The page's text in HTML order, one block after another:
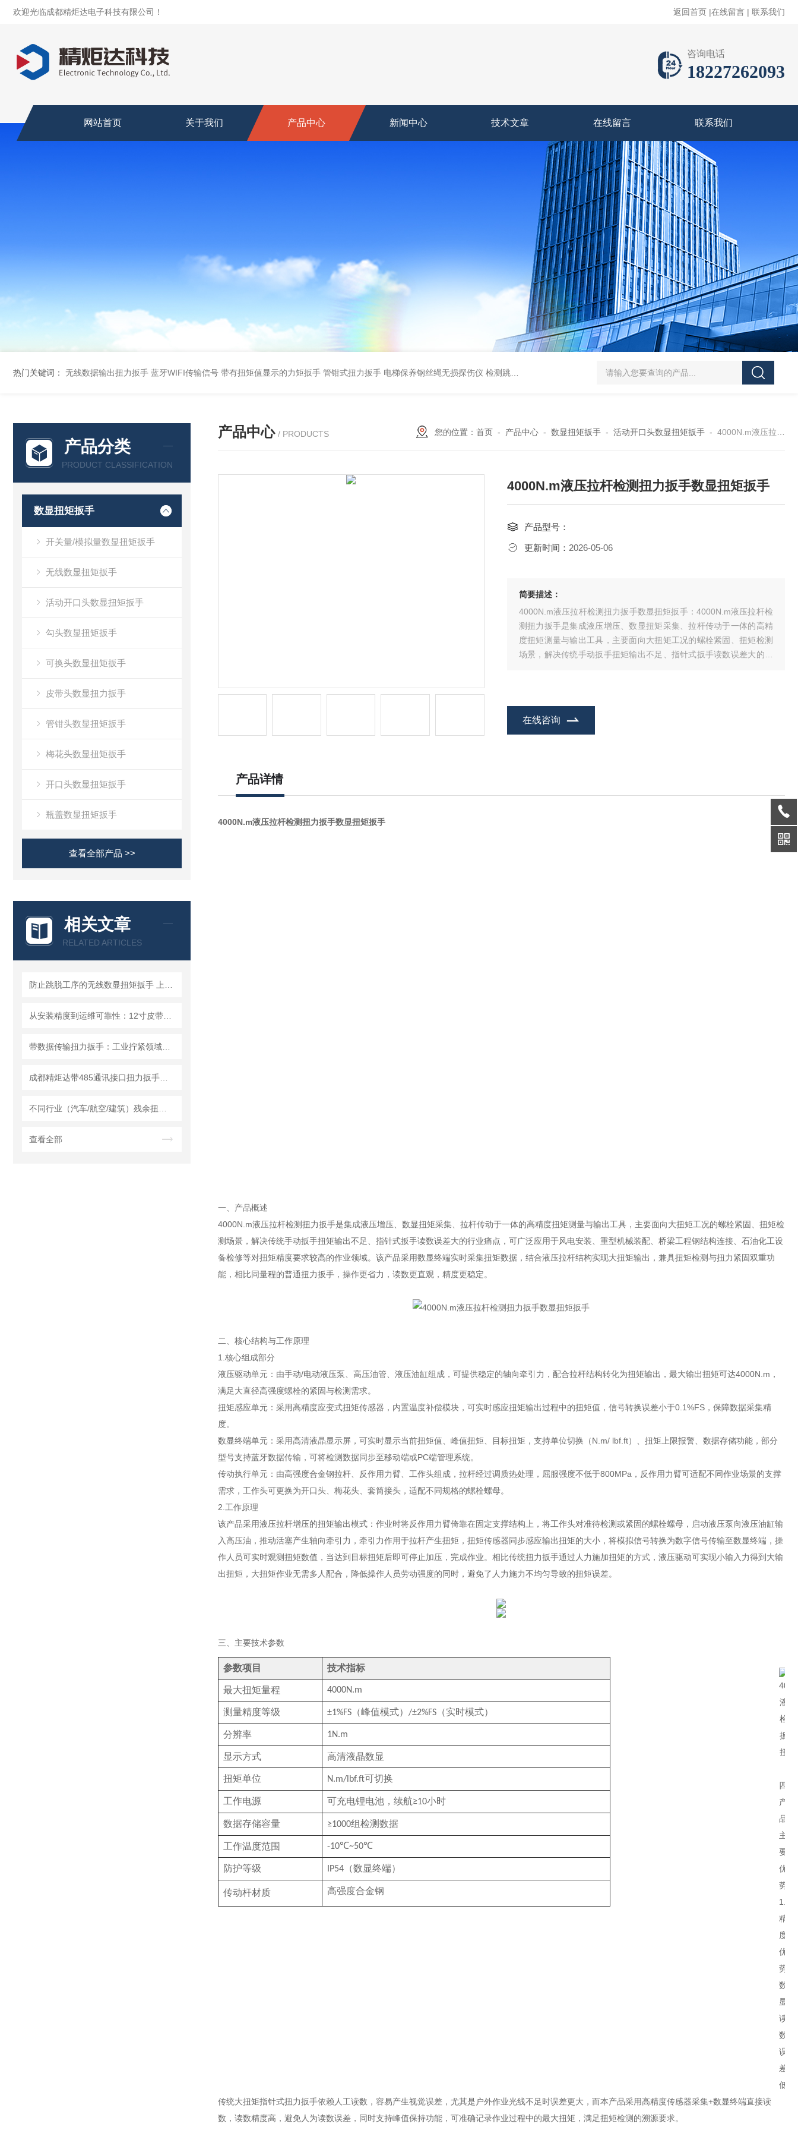
欢迎光临成都精炬达电子科技有限公司！ 返回首页 |在线留言 | 联系我们
咨询电话
18227262093
网站首页 关于我们 产品中心 新闻中心 技术文章 在线留言 联系我们
热门关键词： 无线数据输出扭力扳手 蓝牙WIFI传输信号 带有扭矩值显示的力矩扳手 管钳式扭力扳手 电梯保养钢丝绳无损探伤仪 检测跳丝/断丝 5-300N.m的扭矩扳手检定仪 机械扳手校准仪 JDSF100KN电子式拉
产品分类
PRODUCT CLASSIFICATION
数显扭矩扳手
开关量/模拟量数显扭矩扳手
无线数显扭矩扳手
活动开口头数显扭矩扳手
勾头数显扭矩扳手
可换头数显扭矩扳手
皮带头数显扭力扳手
管钳头数显扭矩扳手
梅花头数显扭矩扳手
开口头数显扭矩扳手
瓶盖数显扭矩扳手
查看全部产品 >>
相关文章
RELATED ARTICLES
查看全部
产品中心 / PRODUCTS 您的位置： 首页- 产品中心- 数显扭矩扳手- 活动开口头数显扭矩扳手- 4000N.m液压拉杆检测扭力扳手数显扭矩扳手
4000N.m液压拉杆检测扭力扳手数显扭矩扳手
产品型号：
更新时间： 2026-05-06
简要描述：
4000N.m液压拉杆检测扭力扳手数显扭矩扳手：4000N.m液压拉杆检
测扭力扳手是集成液压增压、数显扭矩采集、拉杆传动于一体的高精
度扭矩测量与输出工具，主要面向大扭矩工况的螺栓紧固、扭矩检测
场景，解决传统手动扳手扭矩输出不足、指针式扳手读数误差大的行
在线咨询
产品详情
4000N.m液压拉杆检测扭力扳手数显扭矩扳手
一、产品概述
4000N.m液压拉杆检测扭力扳手是集成液压增压、数显扭矩采集、拉杆传动于一体的高精度扭矩测量与输出工具，主要面向大扭矩工况的螺栓紧固、扭矩检
测场景，解决传统手动扳手扭矩输出不足、指针式扳手读数误差大的行业痛点，可广泛应用于风电安装、重型机械装配、桥梁工程钢结构连接、石油化工设
备检修等对扭矩精度要求较高的作业领域。该产品采用数显终端实时采集扭矩数据，结合液压拉杆结构实现大扭矩输出，兼具扭矩检测与扭力紧固双重功
能，相比同量程的普通扭力扳手，操作更省力，读数更直观，精度更稳定。
二、核心结构与工作原理
1.核心组成部分
液压驱动单元：由手动/电动液压泵、高压油管、液压油缸组成，可提供稳定的轴向牵引力，配合拉杆结构转化为扭矩输出，最大输出扭矩可达4000N.m，
满足大直径高强度螺栓的紧固与检测需求。
扭矩感应单元：采用高精度应变式扭矩传感器，内置温度补偿模块，可实时感应扭矩输出过程中的扭矩值，信号转换误差小于0.1%FS，保障数据采集精
度。
数显终端单元：采用高清液晶显示屏，可实时显示当前扭矩值、峰值扭矩、目标扭矩，支持单位切换（N.m/ lbf.ft）、扭矩上限报警、数据存储功能，部分
型号支持蓝牙数据传输，可将检测数据同步至移动端或PC端管理系统。
传动执行单元：由高强度合金钢拉杆、反作用力臂、工作头组成，拉杆经过调质热处理，屈服强度不低于800MPa，反作用力臂可适配不同作业场景的支撑
需求，工作头可更换为开口头、梅花头、套筒接头，适配不同规格的螺栓螺母。
2.工作原理
该产品采用液压拉杆增压的扭矩输出模式：作业时将反作用力臂倚靠在固定支撑结构上，将工作头对准待检测或紧固的螺栓螺母，启动液压泵向液压油缸输
入高压油，推动活塞产生轴向牵引力，牵引力作用于拉杆产生扭矩，扭矩传感器同步感应输出扭矩的大小，将模拟信号转换为数字信号传输至数显终端，操
作人员可实时观测扭矩数值，当达到目标扭矩后即可停止加压，完成作业。相比传统扭力扳手通过人力施加扭矩的方式，液压驱动可实现小输入力得到大输
出扭矩，大扭矩作业无需多人配合，降低操作人员劳动强度的同时，避免了人力施力不均匀导致的扭矩误差。
三、主要技术参数
参数项目 技术指标
最大扭矩量程 4000N.m
测量精度等级 ±1%FS（峰值模式） /±2%FS（实时模式）
分辨率 1N.m
显示方式 高清液晶数显
扭矩单位 N.m/lbf.ft可切换
工作电源 可充电锂电池，续航≥10小时
数据存储容量 ≥1000组检测数据
工作温度范围 -10℃~50℃
防护等级 IP54（数显终端）
传动杆材质 高强度合金钢
四、
产
品
主
要
优
势
1.
精
度
优
势，
数
显
读
数
误
差
低
传统大扭矩指针式扭力扳手依赖人工读数，容易产生视觉误差，尤其是户外作业光线不足时误差更大，而本产品采用高精度传感器采集+数显终端直接读
数，读数精度高，避免人为读数误差，同时支持峰值保持功能，可准确记录作业过程中的最大扭矩，满足扭矩检测的溯源要求。